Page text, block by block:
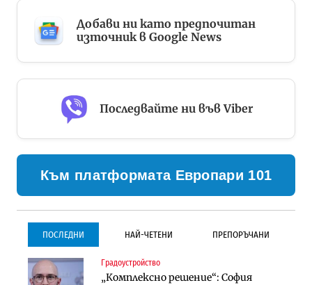
Добави ни като предпочитан
източник в Google News
Последвайте ни във Viber
Към платформата Европари 101
ПОСЛЕДНИ НАЙ-ЧЕТЕНИ ПРЕПОРЪЧАНИ
Градоустройство
„Комплексно решение“: София
Градоустройство
Столична община избра
Инфраструктура
Проектирането на тунела под